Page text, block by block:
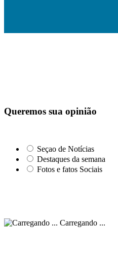
Queremos sua opinião
Seçao de Notícias
Destaques da semana
Fotos e fatos Sociais
Carregando ...